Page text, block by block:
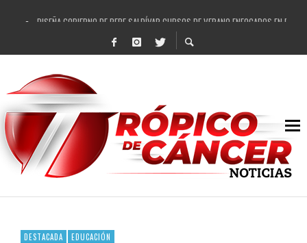
DISEÑA GOBIERNO DE PEPE SALDÍVAR CURSOS DE VERANO ENFOCADOS EN
REFRENDAN LOS 28 DELEGADOS Y 14 COMISARIADOS DE GUADALUPE APOYO A
FORTALECE GOBIERNO DE PEPE SALDÍVAR LA EDUCACIÓN EN LA ZACATECANA
GOBIERNO DE PEPE SALDÍVAR Y GRUPO FEMSA GENERAN MÁS DE 3 MIL EMPLEOS
CUARTA FERIA EXPO AGROPECUARIA TRAJO BENEFICIO DIRECTO A GUADALUPE:
RECONOCE PEPE SALDÍVAR A ARTISTA ZACATECANA VICTORIA HERNÁNDEZ
EGRESA GOBIERNO DE PEPE SALDÍVAR A 500 NUEVAS EMPRESARIAS
SON MUJERES GUADALUPENSES PRINCIPALES BENEFICIADAS DEL PROGRAMA
DESTACADA EDUCACIÓN